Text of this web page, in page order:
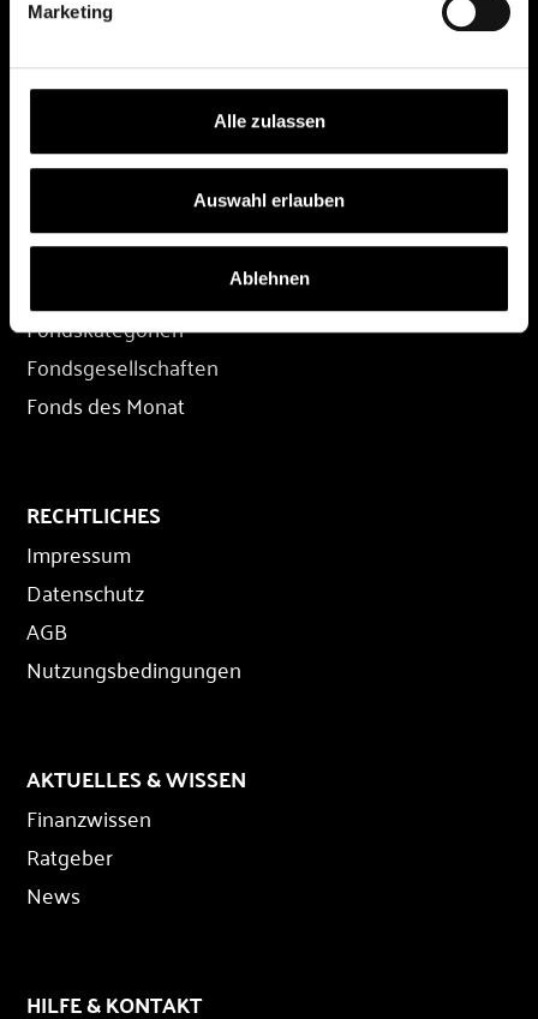
Marketing
Alle zulassen
Auswahl erlauben
Ablehnen
Depot eröffnen
Depot übertragen
Konditionen
FONDS
Fondskategorien
Fondsgesellschaften
Fonds des Monat
RECHTLICHES
Impressum
Datenschutz
AGB
Nutzungsbedingungen
AKTUELLES & WISSEN
Finanzwissen
Ratgeber
News
HILFE & KONTAKT